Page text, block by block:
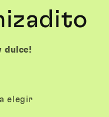
dulce!
elegir